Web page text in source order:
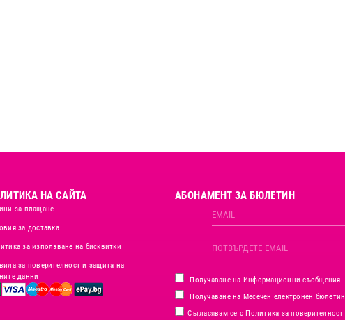
НА САЙТА
за плащане
за доставка
за използване на бисквитки
за поверителност и защита на
данни
АБОНАМЕНТ ЗА БЮЛЕТИН
Получаване на Информационни съобщения
Получаване на Месечен електронен бюлетин
Съгласявам се сПолитика за поверителност